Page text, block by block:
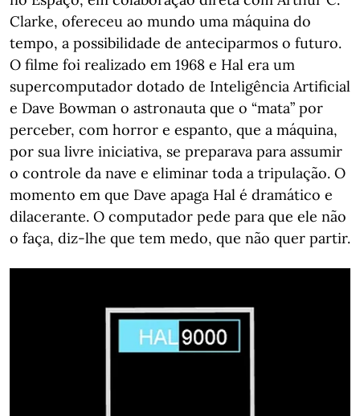
Clarke, ofereceu ao mundo uma máquina do
tempo, a possibilidade de anteciparmos o futuro.
O filme foi realizado em 1968 e Hal era um
supercomputador dotado de Inteligência Artificial
e Dave Bowman o astronauta que o “mata” por
perceber, com horror e espanto, que a máquina,
por sua livre iniciativa, se preparava para assumir
o controle da nave e eliminar toda a tripulação. O
momento em que Dave apaga Hal é dramático e
dilacerante. O computador pede para que ele não
o faça, diz-lhe que tem medo, que não quer partir.